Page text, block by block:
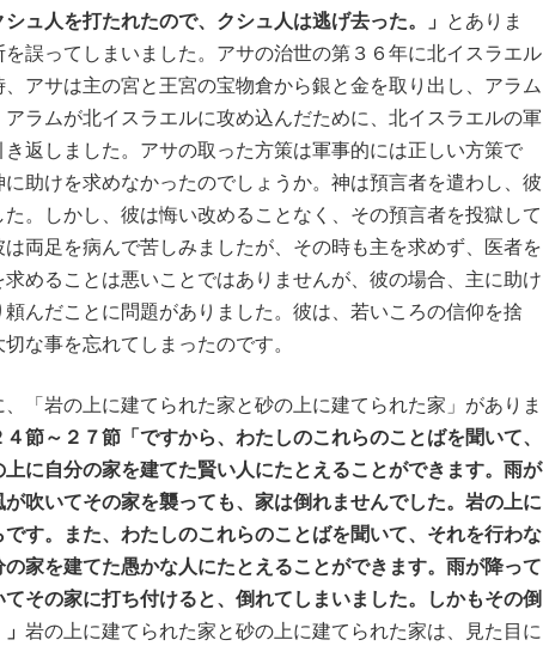
シュ人を打たれたので、クシュ人は逃げ去った。」
とありま
誤ってしまいました。アサの治世の第３６年に北イスラエル
アサは主の宮と王宮の宝物倉から銀と金を取り出し、アラム
ラムが北イスラエルに攻め込んだために、北イスラエルの軍
返しました。アサの取った方策は軍事的には正しい方策で
助けを求めなかったのでしょうか。神は預言者を遣わし、彼
。しかし、彼は悔い改めることなく、その預言者を投獄して
両足を病んで苦しみましたが、その時も主を求めず、医者を
めることは悪いことではありませんが、彼の場合、主に助け
んだことに問題がありました。彼は、若いころの信仰を捨
な事を忘れてしまったのです。
「岩の上に建てられた家と砂の上に建てられた家」がありま
節～２７節「ですから、わたしのこれらのことばを聞いて、
に自分の家を建てた賢い人にたとえることができます。雨が
吹いてその家を襲っても、家は倒れませんでした。岩の上に
す。また、わたしのこれらのことばを聞いて、それを行わな
家を建てた愚かな人にたとえることができます。雨が降って
その家に打ち付けると、倒れてしまいました。しかもその倒
岩の上に建てられた家と砂の上に建てられた家は、見た目に